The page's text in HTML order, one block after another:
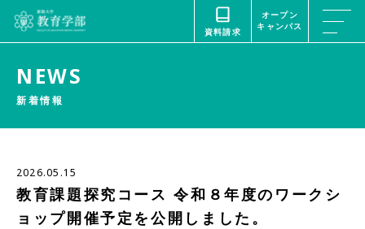
オープン
キャンパス
資料請求
オープンキャンパス
NEWS
新着情報
2026.05.15
教育課題探究コース 令和８年度のワークシ
ョップ開催予定を公開しました。